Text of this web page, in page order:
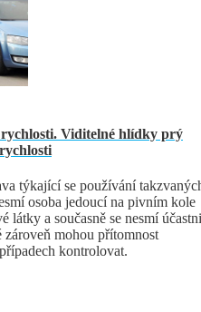
Viditelné hlídky prý
týkající se používání
osoba jedoucí na pivním kole
a současně se nesmí
mohou přítomnost
kontrolovat.